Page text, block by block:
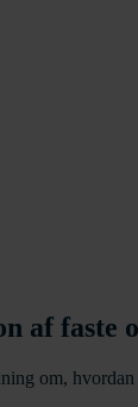
af faste
om,